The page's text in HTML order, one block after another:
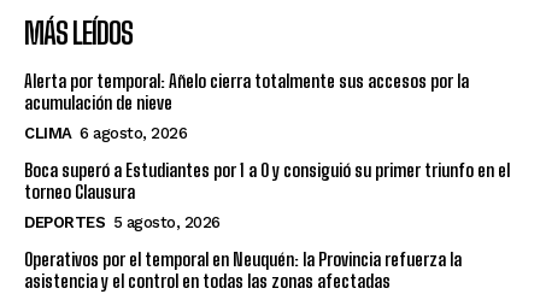
MÁS LEÍDOS
Alerta por temporal: Añelo cierra totalmente sus accesos por la
acumulación de nieve
CLIMA 6 agosto, 2026
Boca superó a Estudiantes por 1 a 0 y consiguió su primer triunfo en el
torneo Clausura
DEPORTES 5 agosto, 2026
Operativos por el temporal en Neuquén: la Provincia refuerza la
asistencia y el control en todas las zonas afectadas